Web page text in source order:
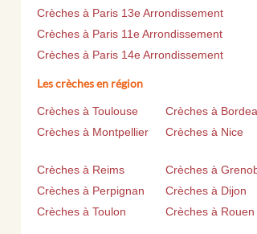
Crèches à Paris 13e Arrondissement
Crèches à Paris 11e Arrondissement
Crèches à Paris 14e Arrondissement
Les crèches en région
Crèches à Toulouse Crèches à
Crèches à Montpellier
Crèches à Nice
Crèches à Reims
Crèches à
Crèches à Perpignan
Crèches à Dijon
Crèches à Toulon
Crèches à Rouen